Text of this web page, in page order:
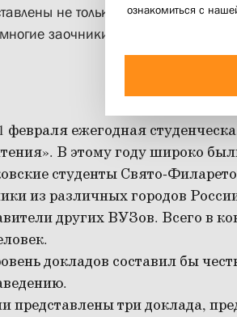
не только московские
заочники из различных
ежегодная
В этому году широко
студенты Свято-
из различных городов
других ВУЗов. Всего в
докладов составил бы
представлены три доклада,
ознакомиться с